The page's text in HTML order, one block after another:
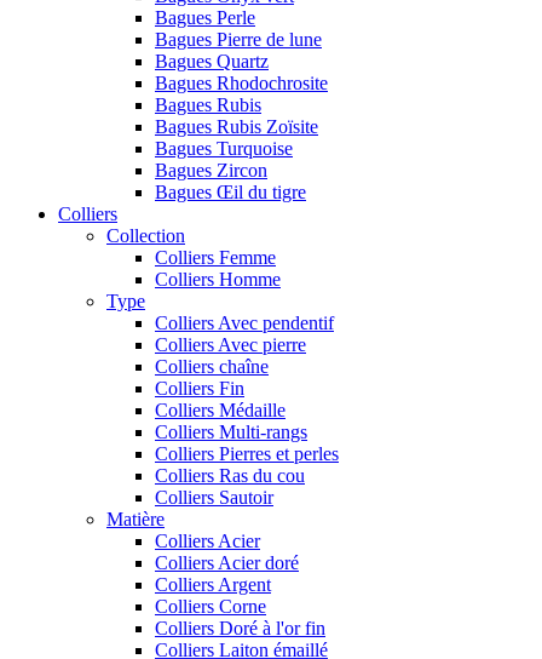
Bagues Perle
Bagues Pierre de lune
Bagues Quartz
Bagues Rhodochrosite
Bagues Rubis
Bagues Rubis Zoïsite
Bagues Turquoise
Bagues Zircon
Bagues Œil du tigre
Colliers
Collection
Colliers Femme
Colliers Homme
Type
Colliers Avec pendentif
Colliers Avec pierre
Colliers chaîne
Colliers Fin
Colliers Médaille
Colliers Multi-rangs
Colliers Pierres et perles
Colliers Ras du cou
Colliers Sautoir
Matière
Colliers Acier
Colliers Acier doré
Colliers Argent
Colliers Corne
Colliers Doré à l'or fin
Colliers Laiton émaillé